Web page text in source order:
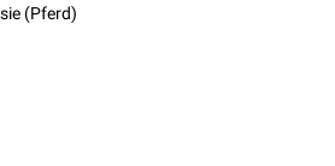
(Pferd)